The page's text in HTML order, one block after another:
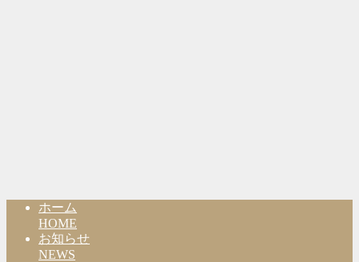
ホーム
HOME
お知らせ
NEWS